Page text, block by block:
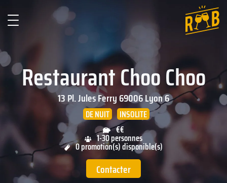
Restaurant Choo Choo
13 Pl. Jules Ferry69006Lyon 6
DE NUIT
INSOLITE
€€
1-30 personnes
0 promotion(s) disponible(s)
Contacter